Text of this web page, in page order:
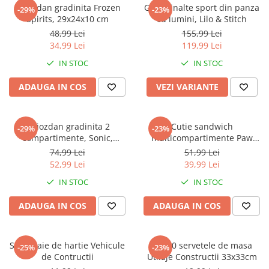
Captain america
Bakugan
Liga Dreptatii
Buzz Lightyear
My Little Pony
Planes
EplusM
Tom & Jerry
Transformers
Top Wings
Incaltaminte baieti
Ghete si cizme baieti
Pantofi baieti
Papuci si slapi baieti
Sandale baieti
Marvel
Monsters Inc.
La casa de papel
Nasa
Kids Euroswan
Rainbow High
Garfield
Nightmare before Christmas
EplusM
Perletti
Arditex
-29%
Ghiozdan gradinita Frozen
Spirits, 29x24x10 cm
48,99 Lei
34,99 Lei
IN STOC
ADAUGA IN COS
-23%
Ghete inalte sport din panza
cu lumini, Lilo & Stitch
155,99 Lei
119,99 Lei
IN STOC
VEZI VARIANTE
-29%Ghiozdan gradinita 2
compartimente, Sonic,
30x25x12 cm
74,99 Lei
52,99 Lei
IN STOC
ADAUGA IN COS
-23%Cutie sandwich
multicompartimente Paw
Patrol Superpowers
51,99 Lei
39,99 Lei
IN STOC
ADAUGA IN COS
-25%
Set 4 paie de hartie Vehicule
de Contructii
-23%
Set 20 servetele de masa
Utilaje Constructii 33x33cm